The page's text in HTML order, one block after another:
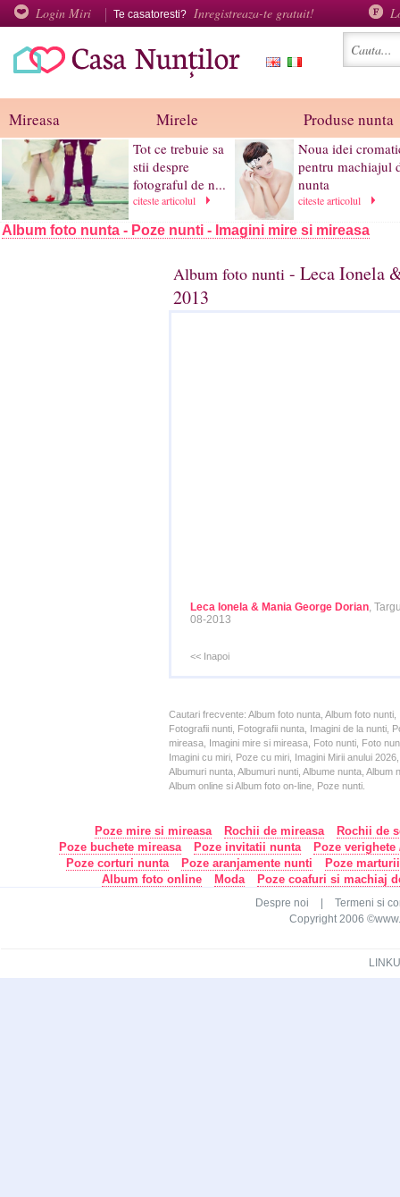
Login Miri Te casatoresti? Inregistreaza-te gratuit!
Mireasa Mirele Produse nunta
Tot ce trebuie sa
stii despre
fotograful de n...
citeste articolul
Noua idei
pentru machiajul
nunta
citeste articolul
Album foto nunta - Poze nunti - Imagini mire si mireasa
Album foto nunti - Leca Ionela
2013
Leca Ionela & Mania George Dorian,
08-2013
<< Inapoi
Cautari frecvente: Album foto nunta, Album foto
Fotografii nunti, Fotografii nunta, Imagini de la nunti,
mireasa, Imagini mire si mireasa, Foto nunti, Foto
Imagini cu miri, Poze cu miri, Imagini Mirii anului
Albumuri nunta, Albumuri nunti, Albume nunta,
Album online si Album foto on-line, Poze nunti.
Poze mire si mireasa Rochii de mireasa
Rochii de
Poze buchete mireasa
Poze invitatii nunta
Poze
Poze corturi nunta
Poze aranjamente nunti
Poze
Album foto online
Moda Poze coafuri si machiaj
Despre noi
Termeni si
Copyright 2006